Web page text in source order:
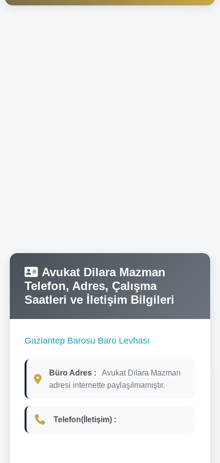
Avukat Dilara Mazman
Telefon, Adres, Çalışma
Saatleri ve İletişim Bilgileri
Gaziantep Barosu Baro Levhası
Büro Adres :
Avukat Dilara Mazman
adresi internette paylaşılmamıştır.
Telefon(İletişim) :